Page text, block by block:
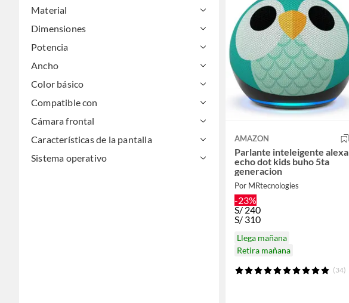
Material
Dimensiones
Potencia
Ancho
Color básico
Compatible con
Cámara frontal
Características de la pantalla
Sistema operativo
AMAZON
Parlante inteleigente alexa
echo dot kids buho 5ta
generacion
Por MRtecnologies
-23%
S/ 240
S/ 310
Llega mañana
Retira mañana
(34)